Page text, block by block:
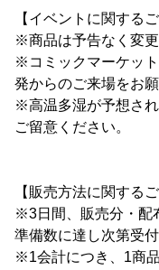
【イベントに関するご
※商品は予告なく変更
※コミックマーケッ
発からのご来場をお願
※高温多湿が予想さ
ご留意ください。
【販売方法に関するご
※3日間、販売分・配
準備数に達し次第受
※1会計につき、1商